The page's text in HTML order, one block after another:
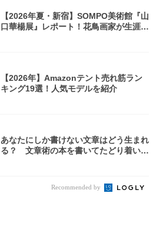
【2026年夏・新宿】SOMPO美術館『山
口華楊展』レポート！花鳥画家が生涯描
【2026年】Amazonテント売れ筋ラン
キング19選！人気モデルを紹介
あなたにしか書けない文章はどう生まれ
る？ 文章術の本を書いてたどり着いた
Recommended by